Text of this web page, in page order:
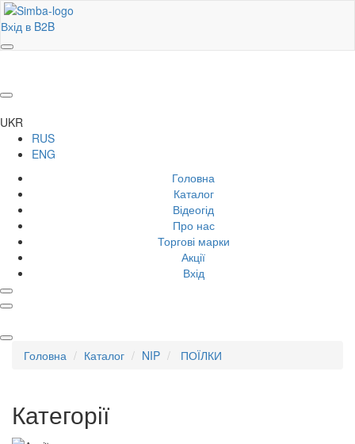
Вхід в B2B
UKR
RUS
ENG
Головна
Каталог
Відеогід
Про нас
Торгові марки
Акції
Вхід
Головна Каталог NIP ПОЇЛКИ
Категорії